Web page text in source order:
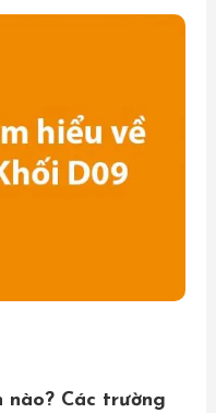
nào? Các trường